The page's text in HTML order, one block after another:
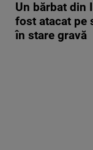
Un bărbat din
fost atacat pe
în stare gravă